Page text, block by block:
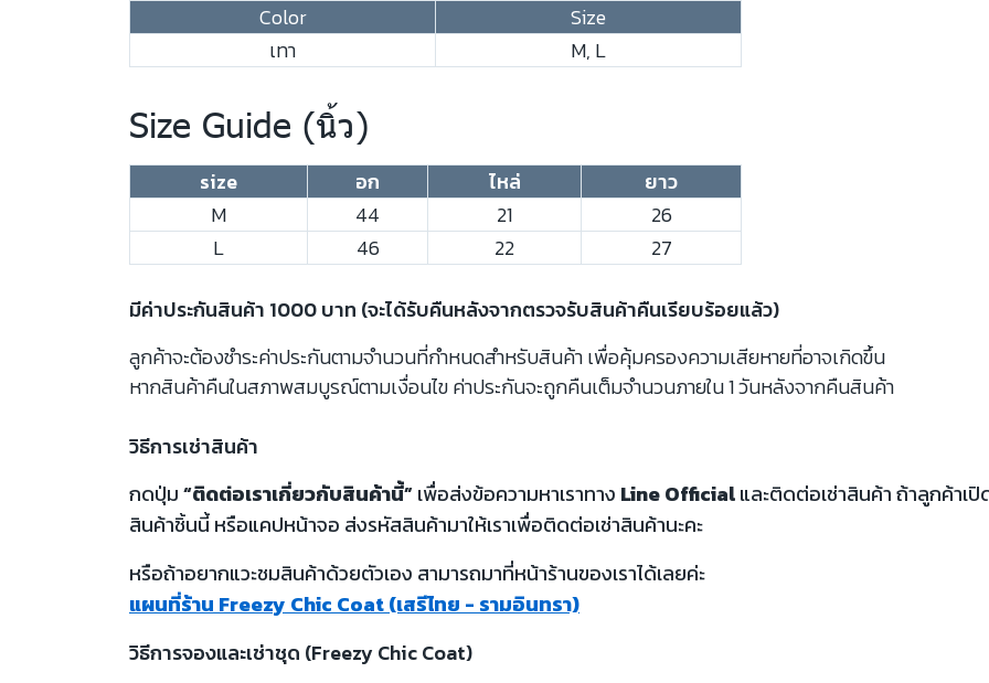
Color
Size
เทา
M, L
Size Guide (นิ้ว)
size อก ไหล่
ยาว
M
44 21
26
L
46 22 27
มีค่าประกันสินค้า 1000 บาท (จะได้รับคืนหลังจากตรวจรับสินค้าคืนเรียบร้อยแล้ว)
ลูกค้าจะต้องชำระค่าประกันตามจำนวนที่กำหนดสำหรับสินค้า เพื่อคุ้มครองความเสียหายที่อาจเกิดขึ้น
หากสินค้าคืนในสภาพสมบูรณ์ตามเงื่อนไข ค่าประกันจะถูกคืนเต็มจำนวนภายใน 1 วันหลังจากคืนสินค้า
วิธีการเช่าสินค้า
กดปุ่ม“ติดต่อเราเกี่ยวกับสินค้านี้”เพื่อส่งข้อความหาเราทาง Line Officialและติดต่อเช่าสินค้า ถ้าลูกค้าเ
สินค้าชิ้นนี้ หรือแคปหน้าจอ ส่งรหัสสินค้ามาให้เราเพื่อติดต่อเช่าสินค้านะคะ
หรือถ้าอยากแวะชมสินค้าด้วยตัวเอง สามารถมาที่หน้าร้านของเราได้เลยค่ะ
แผนที่ร้าน Freezy Chic Coat (เสรีไทย - รามอินทรา)
วิธีการจองและเช่าชุด (Freezy Chic Coat)